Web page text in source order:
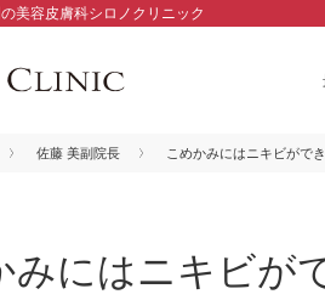
美容皮膚科シロノクリニック
佐藤 美副院長 こめかみにはニキビがで
みにはニキビが